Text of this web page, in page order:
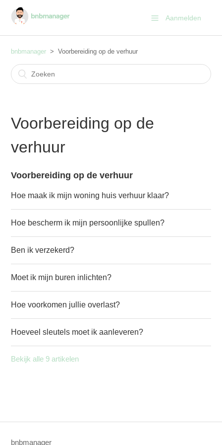
Aanmelden
bnbmanager Voorbereiding op de verhuur
Voorbereiding op de
verhuur
Voorbereiding op de verhuur
Hoe maak ik mijn woning huis verhuur klaar?
Hoe bescherm ik mijn persoonlijke spullen?
Ben ik verzekerd?
Moet ik mijn buren inlichten?
Hoe voorkomen jullie overlast?
Hoeveel sleutels moet ik aanleveren?
Bekijk alle 9 artikelen
bnbmanager